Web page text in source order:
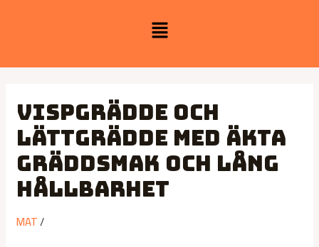
Vispgrädde och
Lättgrädde med äkta
gräddsmak och lång
hållbarhet
MAT/